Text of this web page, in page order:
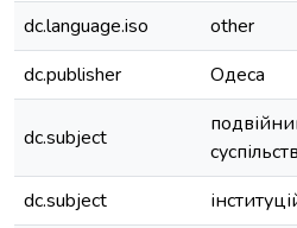
dc.language.iso
other
dc.publisher
Одеса
dc.subject
dc.subject